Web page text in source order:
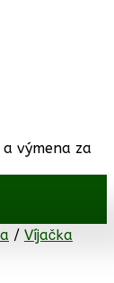
výmena za
/ Víjačka